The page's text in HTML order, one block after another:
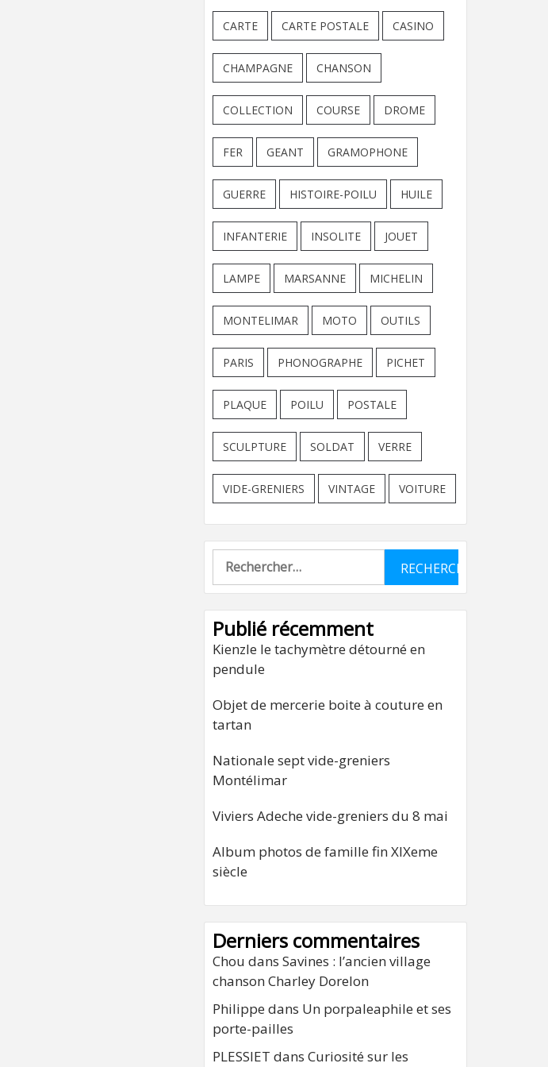
CARTE CARTE POSTALE CASINO
CHAMPAGNE CHANSON
COLLECTION COURSE DROME
FER GEANT GRAMOPHONE
GUERRE HISTOIRE-POILU HUILE
INFANTERIE INSOLITE JOUET
LAMPE MARSANNE MICHELIN
MONTELIMAR MOTO OUTILS
PARIS PHONOGRAPHE PICHET
PLAQUE POILU POSTALE
SCULPTURE SOLDAT VERRE
VIDE-GRENIERS VINTAGE VOITURE
Rechercher :
Publié récemment
Kienzle le tachymètre détourné en
pendule
Objet de mercerie boite à couture en
tartan
Nationale sept vide-greniers
Montélimar
Viviers Adeche vide-greniers du 8 mai
Album photos de famille fin XIXeme
siècle
Derniers commentaires
Chou dans Savines : l’ancien village
chanson Charley Dorelon
Philippe dans Un porpaleaphile et ses
porte-pailles
PLESSIET dans Curiosité sur les